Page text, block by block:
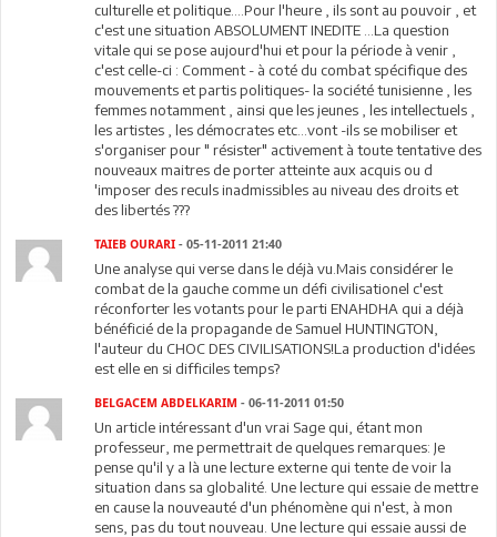
culturelle et politique....Pour l'heure , ils sont au pouvoir , et
c'est une situation ABSOLUMENT INEDITE ...La question
vitale qui se pose aujourd'hui et pour la période à venir ,
c'est celle-ci : Comment - à coté du combat spécifique des
mouvements et partis politiques- la société tunisienne , les
femmes notamment , ainsi que les jeunes , les intellectuels ,
les artistes , les démocrates etc...vont -ils se mobiliser et
s'organiser pour " résister" activement à toute tentative des
nouveaux maitres de porter atteinte aux acquis ou d
'imposer des reculs inadmissibles au niveau des droits et
des libertés ???
TAIEB OURARI - 05-11-2011 21:40
Une analyse qui verse dans le déjà vu.Mais considérer le
combat de la gauche comme un défi civilisationel c'est
réconforter les votants pour le parti ENAHDHA qui a déjà
bénéficié de la propagande de Samuel HUNTINGTON,
l'auteur du CHOC DES CIVILISATIONS!La production d'idées
est elle en si difficiles temps?
BELGACEM ABDELKARIM - 06-11-2011 01:50
Un article intéressant d'un vrai Sage qui, étant mon
professeur, me permettrait de quelques remarques: Je
pense qu'il y a là une lecture externe qui tente de voir la
situation dans sa globalité. Une lecture qui essaie de mettre
en cause la nouveauté d'un phénomène qui n'est, à mon
sens, pas du tout nouveau. Une lecture qui essaie aussi de